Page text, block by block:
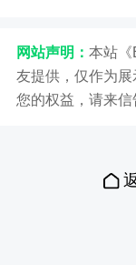
网站声明： 本站《
友提供，仅作为
您的权益，请来信